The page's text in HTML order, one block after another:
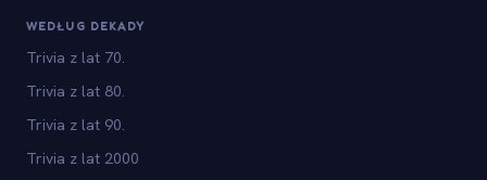
WEDŁUG DEKADY
Trivia z lat 70.
Trivia z lat 80.
Trivia z lat 90.
Trivia z lat 2000